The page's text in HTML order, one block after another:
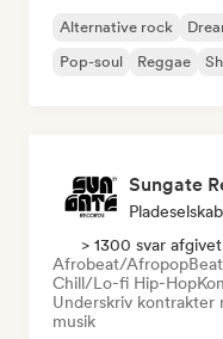
Alternative rock
Pop-soul
Reggae
Sungate
Pladeselskab
> 1300 svar afgivet
Afrobeat/Afropop
Chill/Lo-fi Hip-Hop
Underskriv kontrakter
musik